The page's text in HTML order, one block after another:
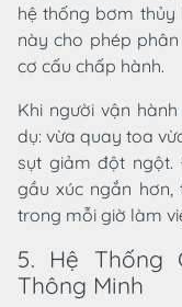
hệ thống bơm thủy
này cho phép
cơ cấu chấp hành.
Khi người vận
dụ: vừa quay toa
sụt giảm đột ngột.
gầu xúc ngắn
trong mỗi giờ làm
5. Hệ Thống
Thông Minh